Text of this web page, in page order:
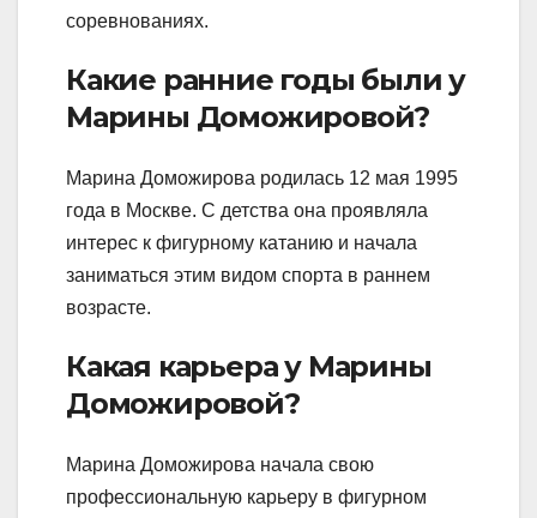
соревнованиях.
Какие ранние годы были у
Марины Доможировой?
Марина Доможирова родилась 12 мая 1995
года в Москве. С детства она проявляла
интерес к фигурному катанию и начала
заниматься этим видом спорта в раннем
возрасте.
Какая карьера у Марины
Доможировой?
Марина Доможирова начала свою
профессиональную карьеру в фигурном